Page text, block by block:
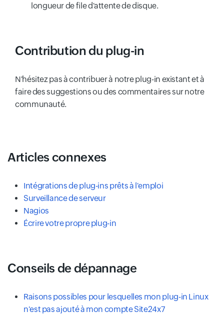
longueur de file d'attente de disque.
Contribution du plug-in
N'hésitez pas à contribuer à notre plug-in existant et à
faire des suggestions ou des commentaires sur notre
communauté.
Articles connexes
Intégrations de plug-ins prêts à l'emploi
Surveillance de serveur
Nagios
Écrire votre propre plug-in
Conseils de dépannage
Raisons possibles pour lesquelles mon plug-in Linux
n'est pas ajouté à mon compte Site24x7